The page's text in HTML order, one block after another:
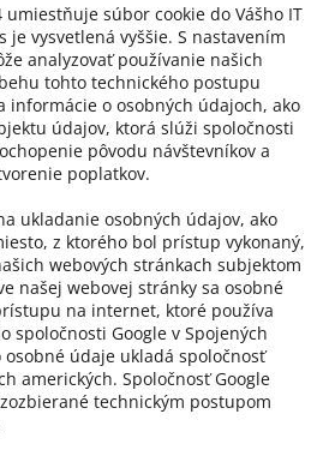
umiestňuje súbor cookie do Vášho IT
je vysvetlená vyššie. S nastavením
analyzovať používanie našich
tohto technického postupu
informácie o osobných údajoch, ako
údajov, ktorá slúži spoločnosti
pôvodu návštevníkov a
poplatkov.
ukladanie osobných údajov, ako
z ktorého bol prístup vykonaný,
webových stránkach subjektom
našej webovej stránky sa osobné
na internet, ktoré používa
spoločnosti Google v Spojených
údaje ukladá spoločnosť
amerických. Spoločnosť Google
technickým postupom